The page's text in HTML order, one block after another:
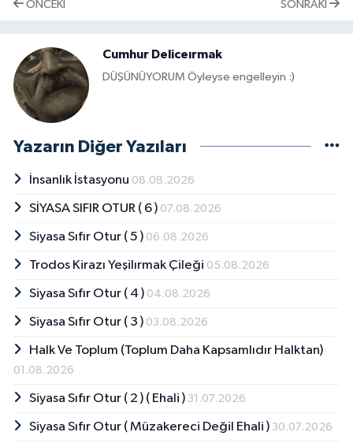
ÖNCEKI SONRAKI
Cumhur Deliceırmak
DÜŞÜNÜYORUM Öyleyse engelleyin :)
Yazarın Diğer Yazıları
İnsanlık İstasyonu 08.08.2026
SİYASA SIFIR OTUR ( 6 ) 07.08.2026
Siyasa Sıfır Otur ( 5 ) 06.08.2026
Trodos Kirazı Yeşilırmak Çileği 05.08.2026
Siyasa Sıfır Otur ( 4 ) 04.08.2026
Siyasa Sıfır Otur ( 3 ) 03.08.2026
Halk Ve Toplum (Toplum Daha Kapsamlıdır Halktan)
01.08.2026
Siyasa Sıfır Otur ( 2 ) ( Ehali ) 31.07.2026
Siyasa Sıfır Otur ( Müzakereci Değil Ehali ) 30.07.2026